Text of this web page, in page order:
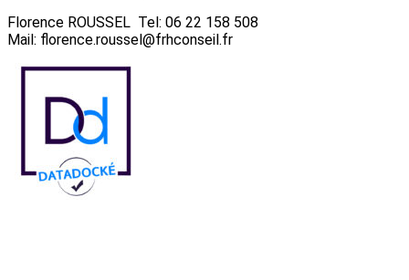
Florence ROUSSEL Tel: 06 22 158 508
Mail: florence.roussel@frhconseil.fr